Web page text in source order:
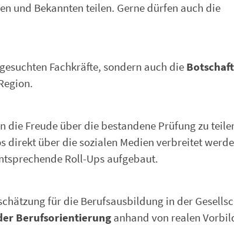
und Bekannten teilen. Gerne dürfen auch die
Fachkräfte, sondern auch die
die Freude über die bestandene Prüfung zu
direkt über die sozialen Medien verbreitet
Roll-Ups aufgebaut.
für die Berufsausbildung in der
Berufsorientierung anhand von realen